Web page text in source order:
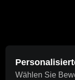
Wählen Sie